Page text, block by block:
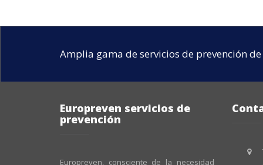
Amplia gama de servicios de prevención
Europreven servicios de
prevención
Europreven, consciente de la necesidad